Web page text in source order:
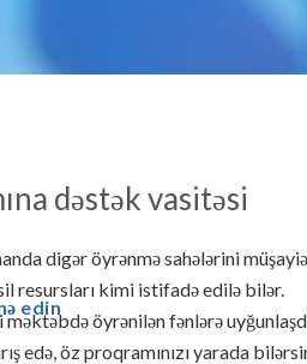
edin
dəstək vasitəsi
digər öyrənmə sahələrini
resursları kimi istifadə edilə bilər.
öyrənilən fənlərə
edə, öz proqramınızı yarada